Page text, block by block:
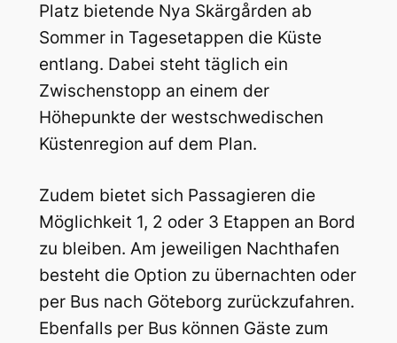
Platz bietende Nya Skärgården ab
Sommer in Tagesetappen die Küste
entlang. Dabei steht täglich ein
Zwischenstopp an einem der
Höhepunkte der westschwedischen
Küstenregion auf dem Plan.
Zudem bietet sich Passagieren die
Möglichkeit 1, 2 oder 3 Etappen an Bord
zu bleiben. Am jeweiligen Nachthafen
besteht die Option zu übernachten oder
per Bus nach Göteborg zurückzufahren.
Ebenfalls per Bus können Gäste zum